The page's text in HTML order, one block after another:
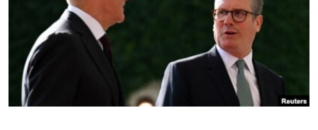
ᲡᲢᲣᲓᲘᲐ ᲕᲐᲨᲘᲜᲒᲢᲝᲜᲘ
ᲔᲙᲝᲜᲝᲛᲘᲙᲐ
ᲯᲐᲜᲛᲠᲗᲔᲚᲝᲑᲐ
ᲛᲔᲪᲜᲘᲔᲠᲔᲑᲐ
ᲘᲜᲢᲔᲠᲕᲘᲣ
Learning English
ᲗᲕᲐᲚᲘ ᲒᲕᲐᲓᲔᲕᲜᲔᲗ